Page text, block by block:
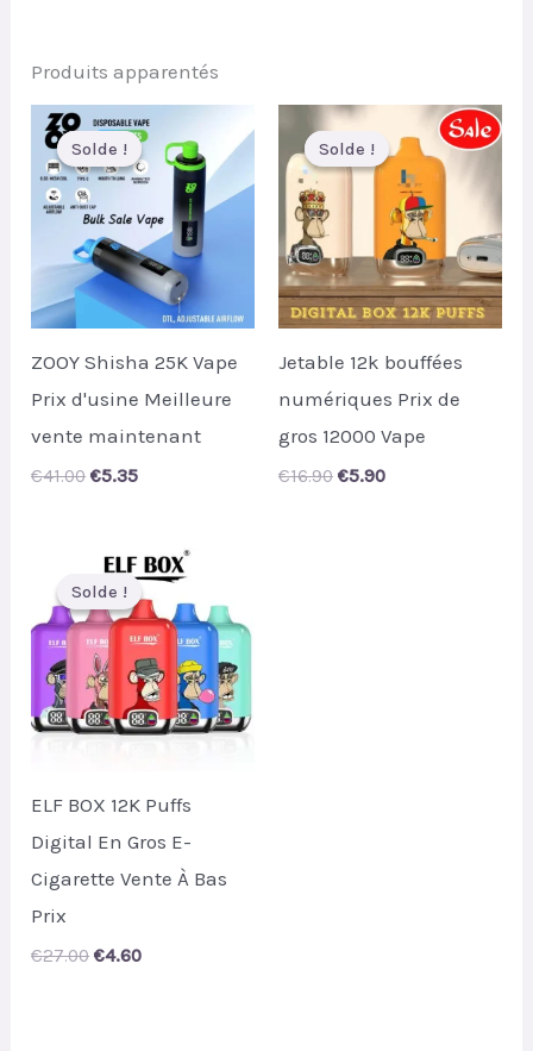
Produits apparentés
Solde !
Solde !
ZOOY Shisha 25K Vape
Prix d'usine Meilleure
vente maintenant
€41.00 Original
€5.35Current
Solde !
Solde !
Jetable 12k bouffées
numériques Prix de
gros 12000 Vape
€16.90 Original
€5.90Current
Solde !
Solde !
ELF BOX 12K Puffs
Digital En Gros E-
Cigarette Vente À Bas
Prix
€27.00 Original
€4.60Current